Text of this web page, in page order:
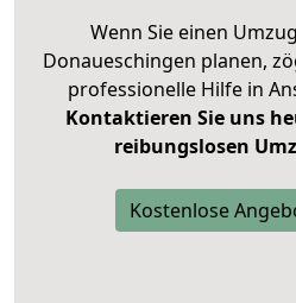
Wenn Sie einen
Donaueschingen planen,
professionelle Hilfe in
Kontaktieren Sie uns
reibungslosen
Kostenlose